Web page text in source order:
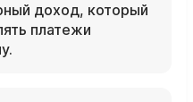
доход, который
платежи